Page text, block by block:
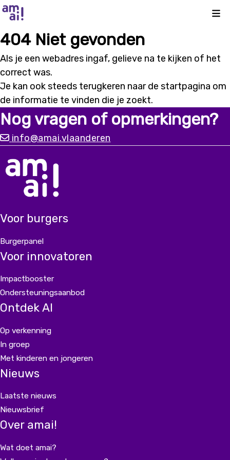
404 Niet gevonden
Als je een webadres ingaf, gelieve na te kijken of het
correct was.
Je kan ook steeds terugkeren naar de startpagina om
de informatie te vinden die je zoekt.
Nog vragen of opmerkingen?
info@amai.vlaanderen
Voor burgers
Burgerpanel
Voor innovatoren
Impactbooster
Ondersteuningsaanbod
Ontdek AI
Op verkenning
In groep
Met kinderen en jongeren
Nieuws
Laatste nieuws
Nieuwsbrief
Over amai!
Wat doet amai?